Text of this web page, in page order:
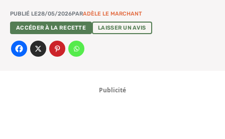
PUBLIÉ LE28/05/2026PARADÈLE LE MARCHANT
ACCÉDER À LA RECETTE LAISSER UN AVIS
Publicité